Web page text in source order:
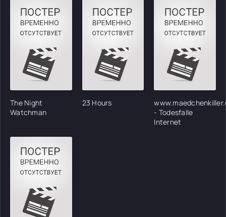
The Night
Watchman
23 Hours
- Todesfalle
Internet